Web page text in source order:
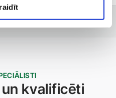
kvalificēti